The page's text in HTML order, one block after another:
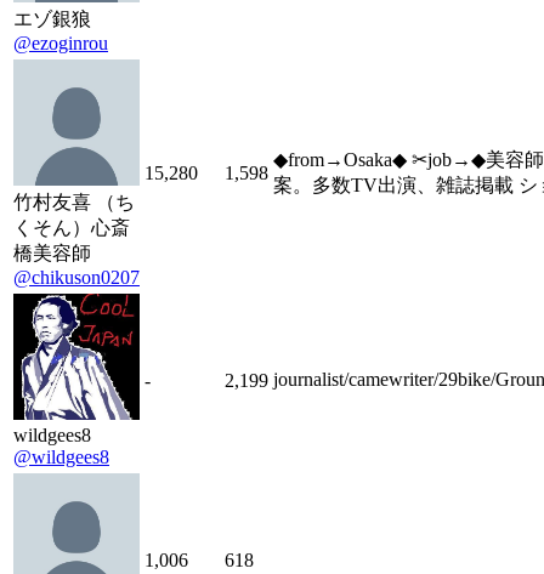
エゾ銀狼
@ezoginrou
竹村友喜 （ち
くそん）心斎
橋美容師
@chikuson0207
15,280 1,598
◆from→Osaka◆ ✂︎job→◆美容師
案。多数TV出演、雑誌掲載 シ
wildgees8
@wildgees8
- 2,199 journalist/camewriter/29bike/
1,006 618